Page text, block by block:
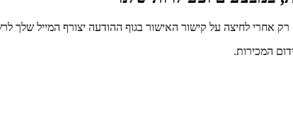
לחיצה על קישור האישור בגוף ההודעה יצורף המייל שלך
המכירות.